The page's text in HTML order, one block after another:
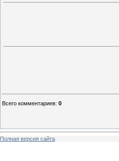
Всего комментариев: 0
Полная версия сайта